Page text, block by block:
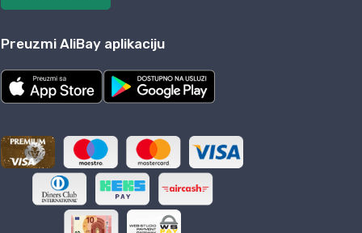
Preuzmi AliBay aplikaciju